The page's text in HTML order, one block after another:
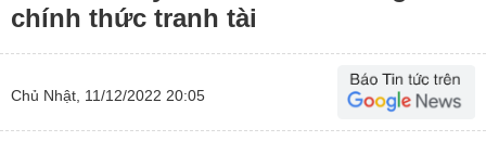
chính thức tranh tài
Chủ Nhật, 11/12/2022 20:05